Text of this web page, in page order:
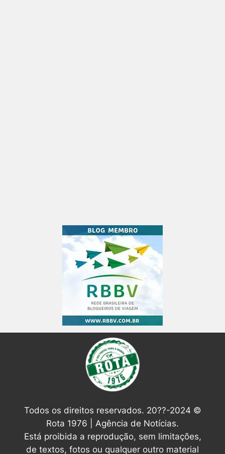
Todos os direitos reservados. 20??-2024 ©
Rota 1976 | Agência de Notícias.
Está proibida a reprodução, sem limitações,
de textos, fotos ou qualquer outro material